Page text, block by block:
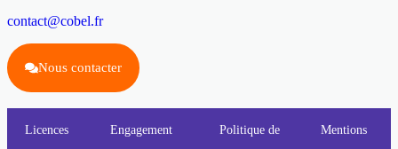
contact@cobel.fr
Nous contacter
Licences Engagement Politique de Mentions